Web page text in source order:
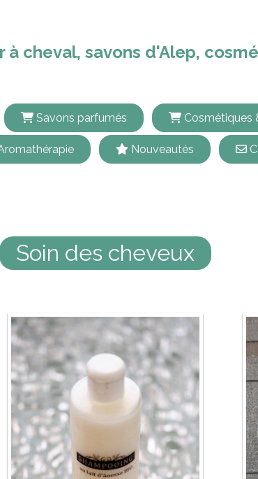
à cheval, savons d'Alep,
Savons parfumés Cosmétiques
Nouveautés
Soin des cheveux